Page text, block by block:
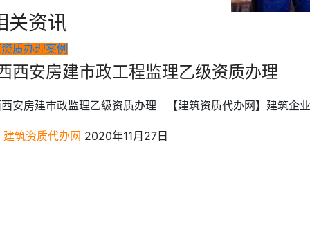
关资讯
质办理案例
西安房建市政工程监理乙级资质办理
安房建市政监理乙级资质办理 【建筑资质代办网】建筑企
建筑资质代办网 2020年11月27日